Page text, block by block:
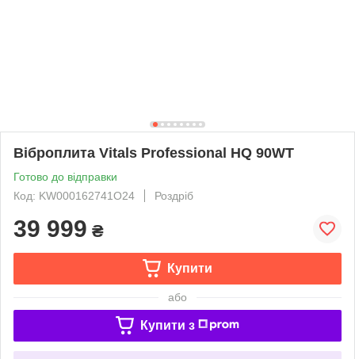
Віброплита Vitals Professional HQ 90WT
Готово до відправки
Код: KW000162741O24
Роздріб
39 999 ₴
Купити
або
Купити з